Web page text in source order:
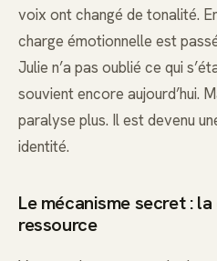
voix ont changé de tonalité.
charge émotionnelle est
Julie n’a pas oublié ce qui
souvient encore aujourd’hui.
paralyse plus. Il est devenu
identité.
Le mécanisme secret :
ressource